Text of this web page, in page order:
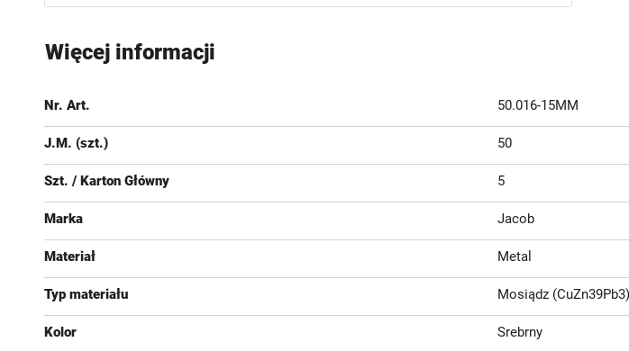
początek
Więcej informacji
Nr. Art. 50.016-15MM
J.M. (szt.) 50
Szt. / Karton Główny 5
Marka Jacob
Materiał Metal
Typ materiału Mosiądz (CuZn39Pb3)
Kolor Srebrny